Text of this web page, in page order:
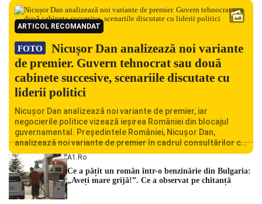
ARTICOL RECOMANDAT
FOTO
Nicușor Dan analizează noi variante
de premier. Guvern tehnocrat sau două
cabinete succesive, scenariile discutate cu
liderii politici
Nicușor Dan analizează noi variante de premier, iar
negocierile politice vizează ieșirea României din blocajul
guvernamental. Președintele României, Nicușor Dan,
analizează noi variante de premier în cadrul consultărilor cu
liderii politici. Ciprian Ciucu vorbește despre scenariul unui
guvern tehnocrat și despre posibilitatea a două cabinete
succesive. Nicușor Dan analizează noi variante de premier
România traversează […]
A1.ro
Ce a pățit un român într-o benzinărie din Bulgaria:
„Aveți mare grijă!”. Ce a observat pe chitanță